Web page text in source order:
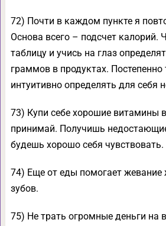
72) Почти в каждом пункте я
Основа всего – подсчет калорий.
таблицу и учись на глаз
граммов в продуктах.
интуитивно определять для себя
73) Купи себе хорошие витамины
принимай. Получишь
будешь хорошо себя чувствовать.
74) Еще от еды помогает жевание
зубов.
75) Не трать огромные деньги на